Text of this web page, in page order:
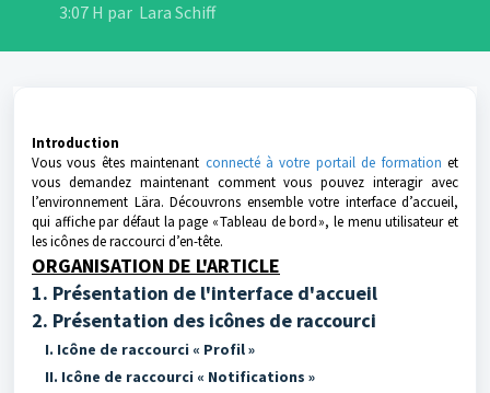
3:07 H par Lara Schiff
Introduction
Vous vous êtes maintenant connecté à votre portail de formation et
vous demandez maintenant comment vous pouvez interagir avec
l’environnement Lära. Découvrons ensemble votre interface d’accueil,
qui affiche par défaut la page « Tableau de bord », le menu utilisateur et
les icônes de raccourci d’en-tête.
ORGANISATION DE L'ARTICLE
1. Présentation de l'interface d'accueil
2. Présentation des icônes de raccourci
I. Icône de raccourci « Profil »
II. Icône de raccourci « Notifications »